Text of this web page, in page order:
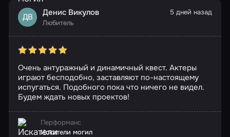
ДВ Денис Викулов
Любитель
5 дней назад
Очень антуражный и динамичный квест. Актеры
играют бесподобно, заставляют по-настоящему
испугаться. Подобного пока что ничего не видел.
Будем ждать новых проектов!
Перформанс
Искатели могил